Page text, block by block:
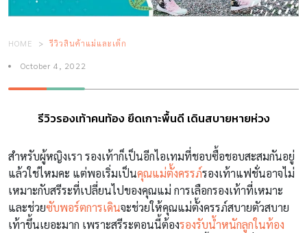
HOME รีวิวสินค้าแม่และเด็ก
October 4, 2022
รีวิวรองเท้าคนท้อง ยึดเกาะพื้นดี เดินสบายหายห่วง
สำหรับผู้หญิงเรา รองเท้าก็เป็นอีกไอเทมที่ชอบซื้อชอบสะสมกันอยู่
แล้วใช่ไหมคะ แต่พอเริ่มเป็นคุณแม่ตั้งครรภ์รองเท้าแฟชั่นอาจไม่
เหมาะกับสรีระที่เปลี่ยนไปของคุณแม่ การเลือกรองเท้าที่เหมาะ
และช่วยซับพอร์ตการเดินจะช่วยให้คุณแม่ตั้งครรภ์สบายตัวสบาย
เท้าขึ้นเยอะมาก เพราะสรีระตอนนี้ต้องรองรับน้ำหนักลูกในท้อง